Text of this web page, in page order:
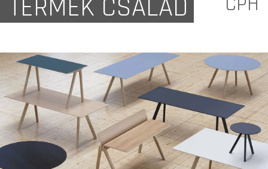
TERMÉK CSALÁD